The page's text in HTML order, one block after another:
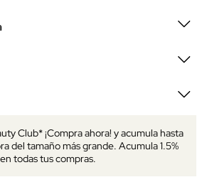
Club* ¡Compra ahora! y acumula hasta
del tamaño más grande. Acumula 1.5%
en todas tus compras.